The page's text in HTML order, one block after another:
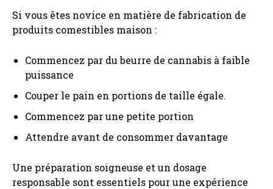
Si vous êtes novice en matière de fabrication de
produits comestibles maison :
Commencez par du beurre de cannabis à faible
puissance
Couper le pain en portions de taille égale.
Commencez par une petite portion
Attendre avant de consommer davantage
Une préparation soigneuse et un dosage
responsable sont essentiels pour une expérience